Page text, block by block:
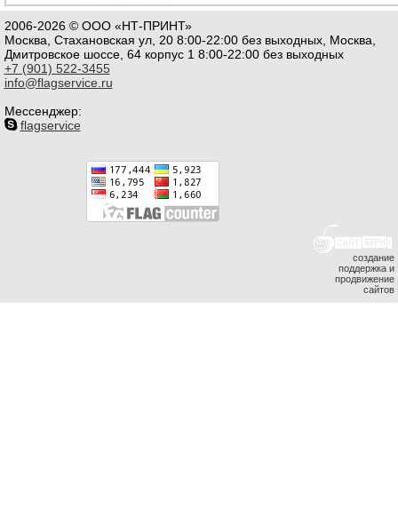
2006-2026 © ООО «НТ-ПРИНТ»
Москва, Стахановская ул, 20 8:00-22:00 без выходных, Москва,
Дмитровское шоссе, 64 корпус 1 8:00-22:00 без выходных
+7 (901) 522-3455
info@flagservice.ru
Мессенджер:
flagservice
создание
поддержка и
продвижение
сайтов